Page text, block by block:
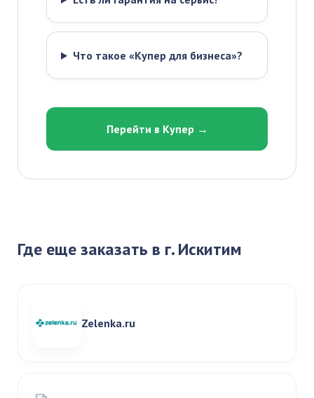
Что такое «Купер для бизнеса»?
Перейти в Купер →
Где еще заказать в г. Искитим
Zelenka.ru